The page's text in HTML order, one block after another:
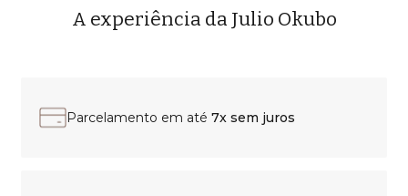
A experiência da Julio Okubo
Parcelamento em até 7x sem juros